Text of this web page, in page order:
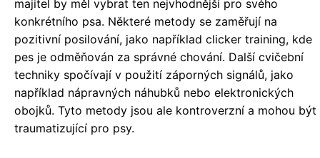
majitel by měl vybrat ten nejvhodnější pro svého
konkrétního psa. Některé metody se zaměřují na
pozitivní posilování, jako například clicker training, kde
pes je odměňován za správné chování. Další cvičební
techniky spočívají v použití záporných signálů, jako
například nápravných náhubků nebo elektronických
obojků. Tyto metody jsou ale kontroverzní a mohou být
traumatizující pro psy.